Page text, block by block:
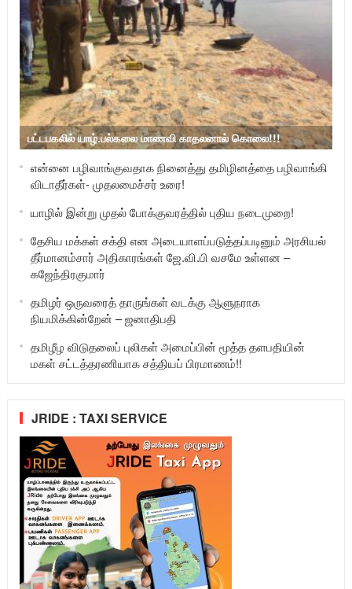
பட்டபகலில் யாழ்.பல்கலை மாணவி காதலனால் கொலை!!!
என்னை பழிவாங்குவதாக நினைத்து தமிழினத்தை பழிவாங்கி
விடாதீர்கள்- முதலமைச்சர் உரை!
யாழில் இன்று முதல் போக்குவரத்தில் புதிய நடைமுறை!
தேசிய மக்கள் சக்தி என அடையாளப்படுத்தப்படினும் அரசியல்
தீர்மானம்சார் அதிகாரங்கள் ஜே.வி.பி வசமே உள்ளன –
கஜேந்திரகுமார்
தமிழர் ஒருவரைத் தாருங்கள் வடக்கு ஆளுநராக
நியமிக்கின்றேன் – ஜனாதிபதி
தமிழீழ விடுதலைப் புலிகள் அமைப்பின் மூத்த தளபதியின்
மகள் சட்டத்தரணியாக சத்தியப் பிரமாணம்!!
JRIDE : TAXI SERVICE